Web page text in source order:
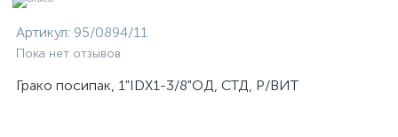
Артикул: 95/0894/11
Пока нет отзывов
Грако посипак, 1"IDX1-3/8"ОД, СТД, Р/ВИТ